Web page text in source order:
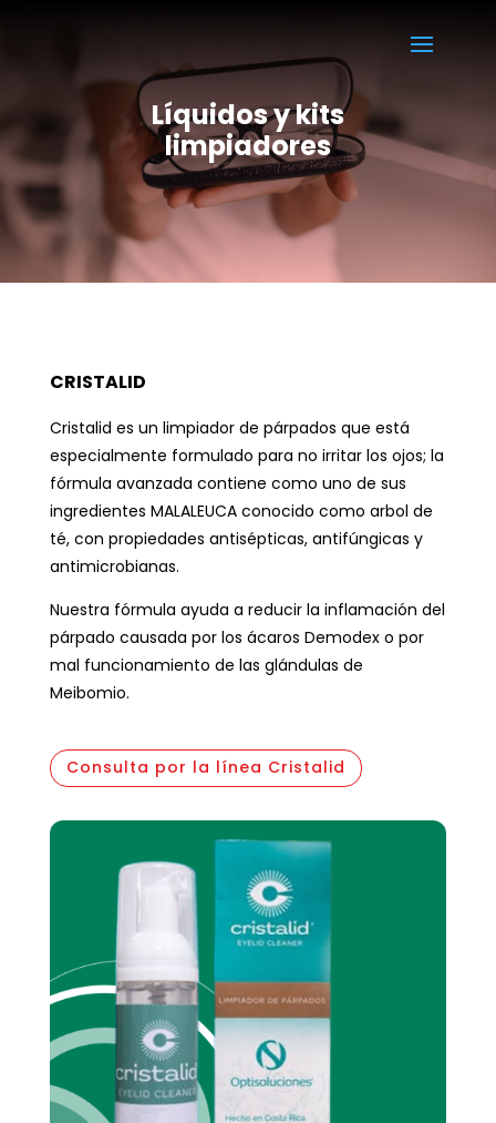
Líquidos y kits
limpiadores
CRISTALID
Cristalid es un limpiador de párpados que está
especialmente formulado para no irritar los ojos; la
fórmula avanzada contiene como uno de sus
ingredientes MALALEUCA conocido como arbol de
té, con propiedades antisépticas, antifúngicas y
antimicrobianas.
Nuestra fórmula ayuda a reducir la inflamación del
párpado causada por los ácaros Demodex o por
mal funcionamiento de las glándulas de
Meibomio.
Consulta por la línea Cristalid